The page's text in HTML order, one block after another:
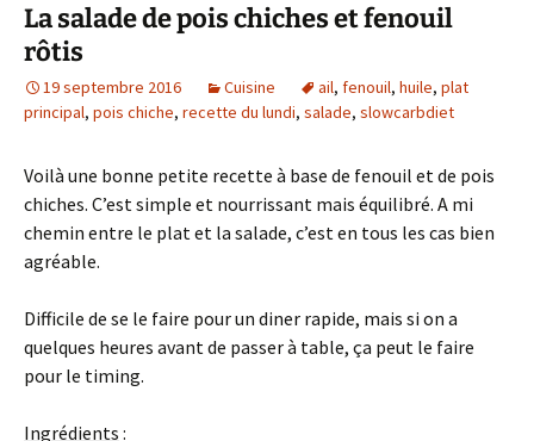
La salade de pois chiches et fenouil
rôtis
19 septembre 2016 Cuisine ail, fenouil, huile, plat
principal, pois chiche, recette du lundi, salade, slowcarbdiet
Voilà une bonne petite recette à base de fenouil et de pois
chiches. C’est simple et nourrissant mais équilibré. A mi
chemin entre le plat et la salade, c’est en tous les cas bien
agréable.
Difficile de se le faire pour un diner rapide, mais si on a
quelques heures avant de passer à table, ça peut le faire
pour le timing.
Ingrédients :